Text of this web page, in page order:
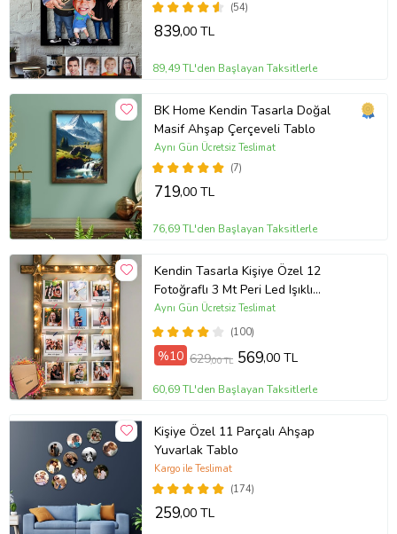
(54)
839,00 TL
89,49 TL'den Başlayan Taksitlerle
BK Home Kendin Tasarla Doğal
Masif Ahşap Çerçeveli Tablo
(7)
Aynı Gün Ücretsiz Teslimat
719,00 TL
76,69 TL'den Başlayan Taksitlerle
Kendin Tasarla Kişiye Özel 12
Fotoğraflı 3 Mt Peri Led Işıklı
Mandallı Ahşap Fotoğraf Anı
Çerçevesi 70x50cm
(100)
Aynı Gün Ücretsiz Teslimat
%10 629,00 TL 569,00 TL
60,69 TL'den Başlayan Taksitlerle
Kişiye Özel 11 Parçalı Ahşap
Yuvarlak Tablo
(174)
Kargo ile Teslimat
259,00 TL